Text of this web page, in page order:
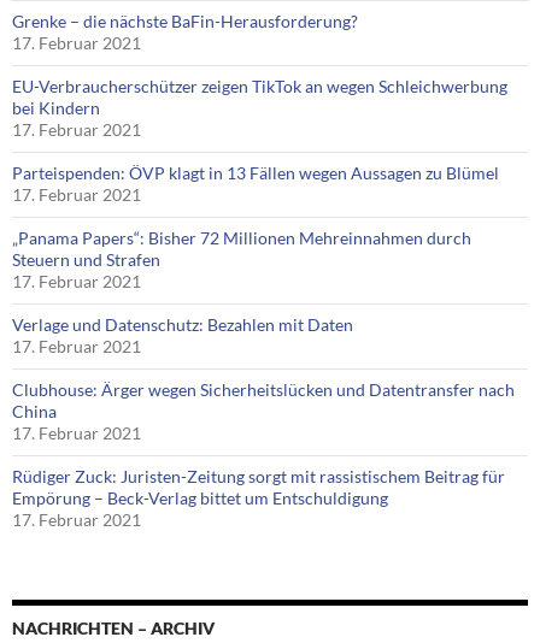
Grenke – die nächste BaFin-Herausforderung?
17. Februar 2021
EU-Verbraucherschützer zeigen TikTok an wegen Schleichwerbung
bei Kindern
17. Februar 2021
Parteispenden: ÖVP klagt in 13 Fällen wegen Aussagen zu Blümel
17. Februar 2021
„Panama Papers“: Bisher 72 Millionen Mehreinnahmen durch
Steuern und Strafen
17. Februar 2021
Verlage und Datenschutz: Bezahlen mit Daten
17. Februar 2021
Clubhouse: Ärger wegen Sicherheitslücken und Datentransfer nach
China
17. Februar 2021
Rüdiger Zuck: Juristen-Zeitung sorgt mit rassistischem Beitrag für
Empörung – Beck-Verlag bittet um Entschuldigung
17. Februar 2021
NACHRICHTEN – ARCHIV